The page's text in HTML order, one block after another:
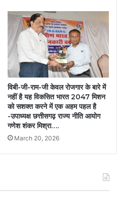
विबी-जी-राम-जी केवल रोजगार के बारे में
नहीं है यह विकसित भारत 2047 मिशन
को सशक्त करने में एक अहम पहल है
-उपाध्यक्ष छत्तीसगढ़ राज्य नीति आयोग
गणेश शंकर मिश्रा….
March 20, 2026